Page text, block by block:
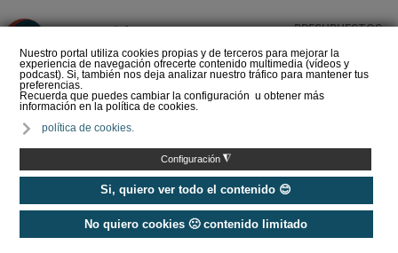
Nuestro portal utiliza cookies propias y de terceros para mejorar la
experiencia de navegación ofrecerte contenido multimedia (vídeos y
podcast). Si, también nos deja analizar nuestro tráfico para mantener tus
preferencias.
Recuerda que puedes cambiar la configuración u obtener más
información en la política de cookies.
política de cookies.
Configuración ◮
Si, quiero ver todo el contenido 😊
No quiero cookies 🙁 contenido limitado
PRESUPUESTOS
refrigerante
Sistemas Roof-top